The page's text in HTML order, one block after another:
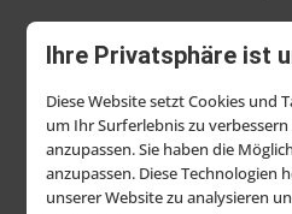
Ihre Privatsphäre ist
Diese Website setzt Cookies und
um Ihr Surferlebnis zu
anzupassen. Sie haben die
anzupassen. Diese Technologien
unserer Website zu analysieren
allen Kernmärkten
Marktanteil stieg in
Prozent (2024: 14,9
17,7 Prozent (2024:
auf 38,5 Prozent